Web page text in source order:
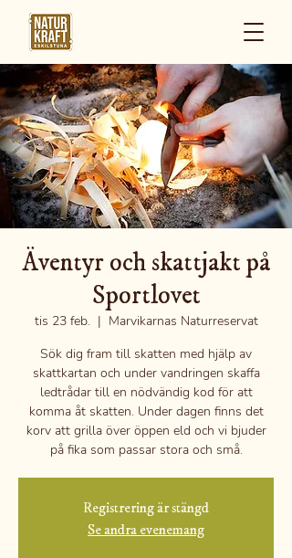
Äventyr och skattjakt på
Sportlovet
tis 23 feb.
  |
Marvikarnas Naturreservat
Sök dig fram till skatten med hjälp av
skattkartan och under vandringen skaffa
ledtrådar till en nödvändig kod för att
komma åt skatten. Under dagen finns det
korv att grilla över öppen eld och vi bjuder
på fika som passar stora och små.
Registrering är stängd
Se andra evenemang